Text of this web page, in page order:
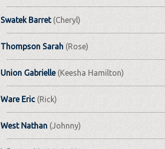
Swatek Barret(Cheryl)
Thompson Sarah(Rose)
Union Gabrielle(Keesha Hamilton)
Ware Eric (Rick)
West Nathan(Johnny)